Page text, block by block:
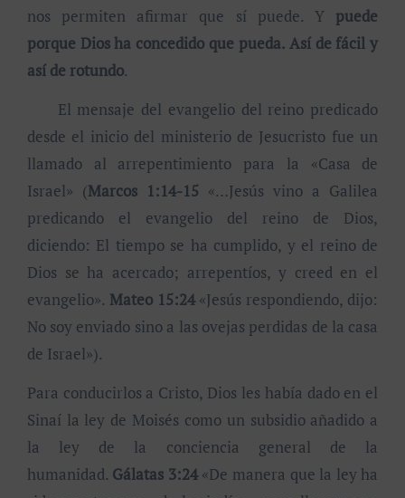
nos permiten afirmar que sí puede. Y puede
porque Dios ha concedido que pueda. Así de fácil y
así de rotundo.
El mensaje del evangelio del reino predicado
desde el inicio del ministerio de Jesucristo fue un
llamado al arrepentimiento para la «Casa de
Israel» (Marcos 1:14-15 «…Jesús vino a Galilea
predicando el evangelio del reino de Dios,
diciendo: El tiempo se ha cumplido, y el reino de
Dios se ha acercado; arrepentíos, y creed en el
evangelio». Mateo 15:24«Jesús respondiendo, dijo:
No soy enviado sino a las ovejas perdidas de la casa
de Israel»).
Para conducirlos a Cristo, Dios les había dado en el
Sinaí la ley de Moisés como un subsidio añadido a
la ley de la conciencia general de la
humanidad. Gálatas 3:24«De manera que la ley ha